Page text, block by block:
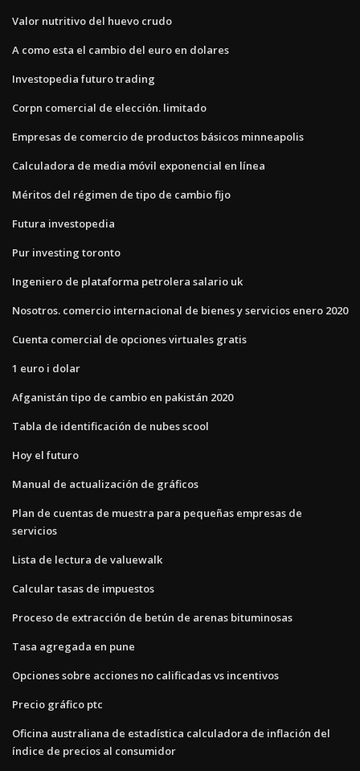
Valor nutritivo del huevo crudo
A como esta el cambio del euro en dolares
Investopedia futuro trading
Corpn comercial de elección. limitado
Empresas de comercio de productos básicos minneapolis
Calculadora de media móvil exponencial en línea
Méritos del régimen de tipo de cambio fijo
Futura investopedia
Pur investing toronto
Ingeniero de plataforma petrolera salario uk
Nosotros. comercio internacional de bienes y servicios enero 2020
Cuenta comercial de opciones virtuales gratis
1 euro i dolar
Afganistán tipo de cambio en pakistán 2020
Tabla de identificación de nubes scool
Hoy el futuro
Manual de actualización de gráficos
Plan de cuentas de muestra para pequeñas empresas de
servicios
Lista de lectura de valuewalk
Calcular tasas de impuestos
Proceso de extracción de betún de arenas bituminosas
Tasa agregada en pune
Opciones sobre acciones no calificadas vs incentivos
Precio gráfico ptc
Oficina australiana de estadística calculadora de inflación del
índice de precios al consumidor